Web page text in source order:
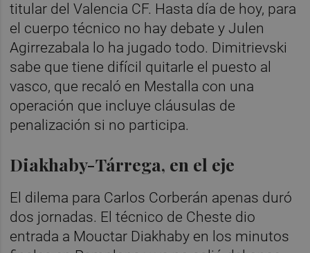
titular del Valencia CF. Hasta día de hoy, para
el cuerpo técnico no hay debate y Julen
Agirrezabala lo ha jugado todo. Dimitrievski
sabe que tiene difícil quitarle el puesto al
vasco, que recaló en Mestalla con una
operación que incluye cláusulas de
penalización si no participa.
Diakhaby-Tárrega, en el eje
El dilema para Carlos Corberán apenas duró
dos jornadas. El técnico de Cheste dio
entrada a Mouctar Diakhaby en los minutos